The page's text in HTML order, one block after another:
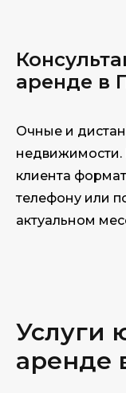
аренде в
Очные и
недвижимости.
клиента
телефону или
актуальном
Услуги
аренде